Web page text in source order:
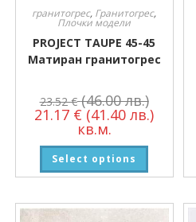
гранитогрес, Гранитогрес,
Плочки модели
PROJECT TAUPE 45-45
Матиран гранитогрес
23.52€ (46.00 лв.)
21.17 € (41.40 лв.)
кв.м.
Select options